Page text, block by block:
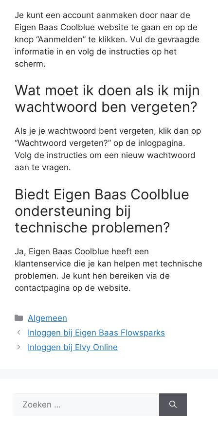
Je kunt een account aanmaken door naar de
Eigen Baas Coolblue website te gaan en op de
knop “Aanmelden” te klikken. Vul de gevraagde
informatie in en volg de instructies op het
scherm.
Wat moet ik doen als ik mijn
wachtwoord ben vergeten?
Als je je wachtwoord bent vergeten, klik dan op
“Wachtwoord vergeten?” op de inlogpagina.
Volg de instructies om een nieuw wachtwoord
aan te vragen.
Biedt Eigen Baas Coolblue
ondersteuning bij
technische problemen?
Ja, Eigen Baas Coolblue heeft een
klantenservice die je kan helpen met technische
problemen. Je kunt hen bereiken via de
contactpagina op de website.
Categorieën
Algemeen
Inloggen bij Eigen Baas Flowsparks
Inloggen bij Elvy Online
naar: